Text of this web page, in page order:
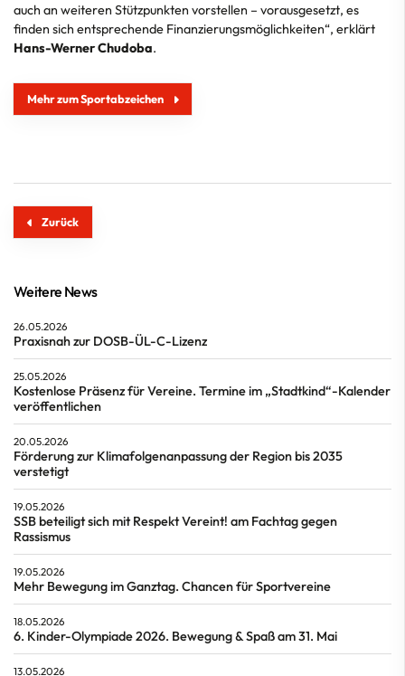
auch an weiteren Stützpunkten vorstellen – vorausgesetzt, es
finden sich entsprechende Finanzierungsmöglichkeiten“, erklärt
Hans-Werner Chudoba.
Mehr zum Sportabzeichen
Zurück
Weitere News
26.05.2026
Praxisnah zur DOSB-ÜL-C-Lizenz
25.05.2026
Kostenlose Präsenz für Vereine. Termine im „Stadtkind“-Kalender
veröffentlichen
20.05.2026
Förderung zur Klimafolgenanpassung der Region bis 2035
verstetigt
19.05.2026
SSB beteiligt sich mit Respekt Vereint! am Fachtag gegen
Rassismus
19.05.2026
Mehr Bewegung im Ganztag. Chancen für Sportvereine
18.05.2026
6. Kinder-Olympiade 2026. Bewegung & Spaß am 31. Mai
13.05.2026